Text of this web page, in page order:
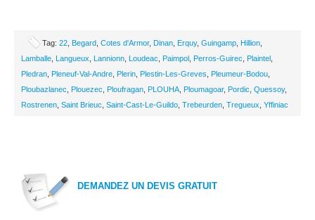
Tag: 22 Begard Cotes d'Armor, Dinan Erquy, Guingamp Hillion
Lamballe Langueux Lannionn Loudeac Paimpol Perros-Guirec Plaintel
Pledran Pleneuf-Val-Andre Plerin Plestin-Les-Greves Pleumeur-Bodou
Ploubazlanec
Plouezec Ploufragan PLOUHA Ploumagoar, Pordic Quessoy,
Rostrenen Saint Brieuc Saint-Cast-Le-Guildo Trebeurden Tregueux Yffiniac
DEMANDEZ UN DEVIS GRATUIT